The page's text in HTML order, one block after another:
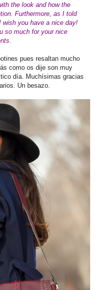
the look and how the
Furthermore, as I told
wish you have a nice day!
so much for your nice
pues resaltan mucho
como os dije son muy
día. Muchísimas gracias
Un besazo.